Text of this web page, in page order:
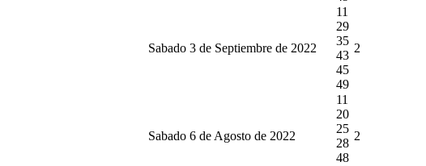
Sabado 3 de Septiembre de 2022
11
29
35
43
45
49
2
Sabado 6 de Agosto de 2022
11
20
25
28
48
2